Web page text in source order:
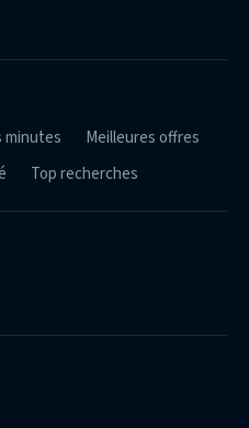
minutes
Meilleures offres
Top recherches